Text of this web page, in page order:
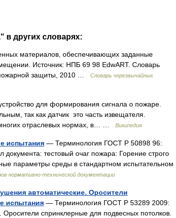
в других словарях:
материалов, обеспечивающих заданные
Источник: НПБ 69 98 EdwART. Словарь
защиты, 2010 …
Словарь черезвычайных
для формирования сигнала о пожаре.
так как датчик это часть извещателя.
многих отраслевых нормах, в… …
Википедия
испытания — Терминология ГОСТ Р 50898 96:
тестовый очаг пожара: Горение строго
параметры среды в стандартном испытательном
нормативно-технической документации
автоматические. Оросители
испытания — Терминология ГОСТ Р 53289 2009:
спринклерные для подвесных потолков.